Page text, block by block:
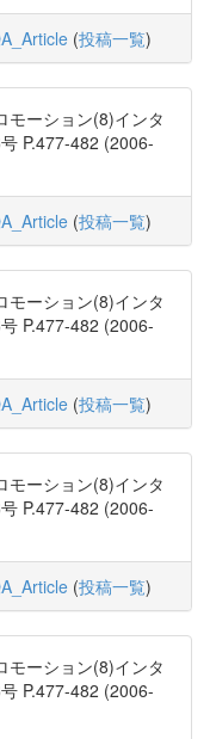
(投稿一覧)
モーション(8)インタ
P.477-482 (2006-
(投稿一覧)
モーション(8)インタ
P.477-482 (2006-
(投稿一覧)
モーション(8)インタ
P.477-482 (2006-
(投稿一覧)
モーション(8)インタ
P.477-482 (2006-